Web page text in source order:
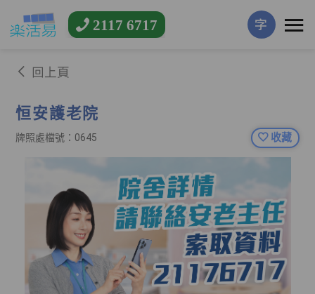
2117 6717 字
回上頁
恒安護老院
牌照處檔號：0645 收藏